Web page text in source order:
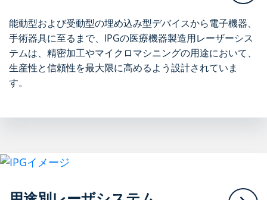
能動型および受動型の埋め込み型デバイスから電子機器、
手術器具に至るまで、IPGの医療機器製造用レーザーシス
テムは、精密加工やマイクロマシニングの用途において、
生産性と信頼性を最大限に高めるよう設計されていま
す。